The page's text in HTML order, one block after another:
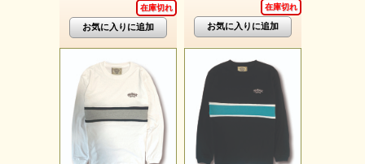
在庫切れ 在庫切れ